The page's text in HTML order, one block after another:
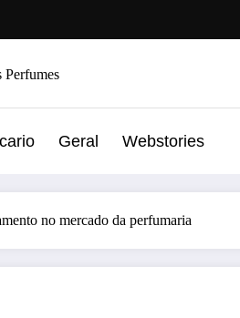
Geral Webstories
no mercado da perfumaria